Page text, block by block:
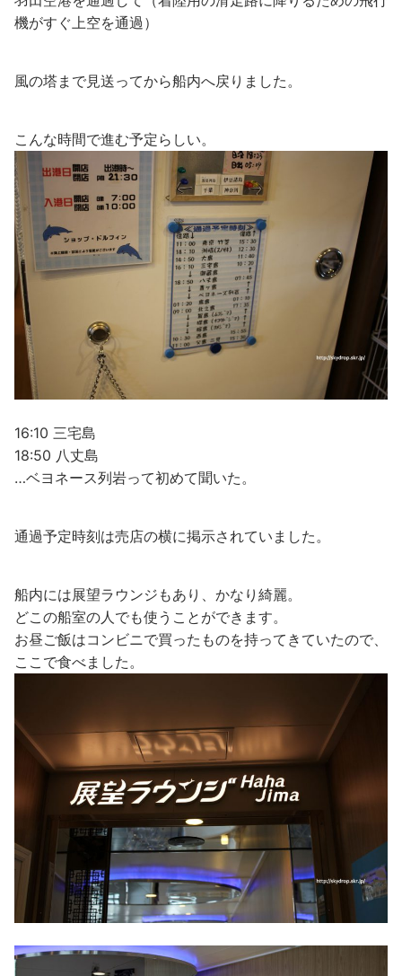
機がすぐ上空を通過）
風の塔まで見送ってから船内へ戻りました。
こんな時間で進む予定らしい。
16:10 三宅島
18:50 八丈島
…ベヨネース列岩って初めて聞いた。
通過予定時刻は売店の横に掲示されていました。
船内には展望ラウンジもあり、かなり綺麗。
どこの船室の人でも使うことができます。
お昼ご飯はコンビニで買ったものを持ってきていたので、
ここで食べました。